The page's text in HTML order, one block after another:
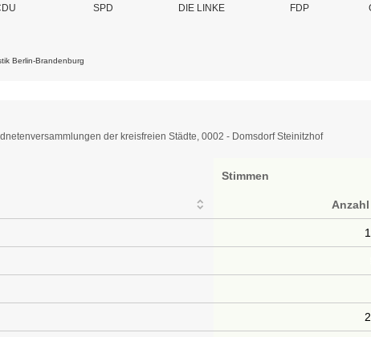
SPD DIE LINKE FDP
Berlin-Brandenburg
der kreisfreien Städte, 0002 - Domsdorf Steinitzhof
Stimmen
Anzahl